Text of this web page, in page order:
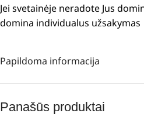
Jei svetainėje neradote Jus
domina individualus užsakymas
Papildoma informacija
Panašūs produktai